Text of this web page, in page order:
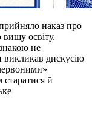
наказ про
освіту.
не
викликав дискусію
й